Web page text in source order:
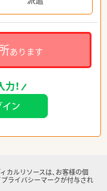
あります
！
カルリソースは、お客様の個
ライバシーマークが付与され